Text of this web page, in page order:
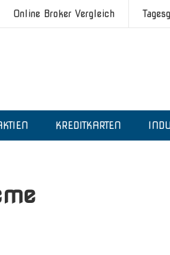
Online Broker Vergleich
KREDITKARTEN